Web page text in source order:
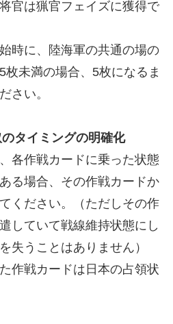
官は猟官フェイズに獲得で
時に、陸海軍の共通の場の
未満の場合、5枚になるま
さい。
タイミングの明確化
各作戦カードに乗った状態
る場合、その作戦カードか
ください。（ただしその作
していて戦線維持状態にし
失うことはありません）
作戦カードは日本の占領状